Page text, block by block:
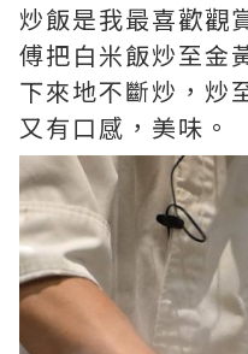
炒飯是我最喜歡觀
傅把白米飯炒至金
下來地不斷炒，炒
又有口感，美味。